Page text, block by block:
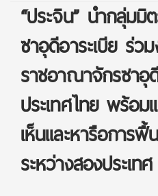
“ประจิน” นำกลุ่ม
ซาอุดีอาระเบีย ร่ว
ราชอาณาจักรซาอุ
ประเทศไทย พร้อม
เห็นและหารือการ
ระหว่างสองประเทศ